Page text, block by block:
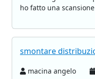
ho fatto una
smontare
macina angelo